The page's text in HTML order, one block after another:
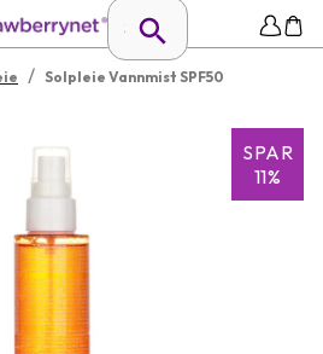
/ Solpleie Vannmist SPF50
SPAR
11%